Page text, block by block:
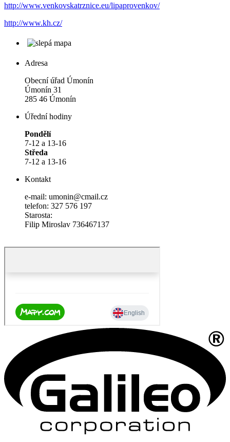
http://www.venkovskatrznice.eu/lipaprovenkov/
http://www.kh.cz/
Adresa
Obecní úřad Úmonín
Úmonín 31
285 46 Úmonín
Úřední hodiny
Pondělí
7-12 a 13-16
Středa
7-12 a 13-16
Kontakt
e-mail: umonin@cmail.cz
telefon: 327 576 197
Starosta:
Filip Miroslav 736467137